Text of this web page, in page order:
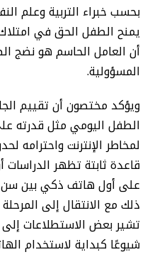
بحسب خبراء التربية وعلم
يمنح الطفل الحق في
أن العامل الحاسم هو نضج
المسؤولية.
ويؤكد مختصون أن تقييم
الطفل اليومي مثل قدرته
لمخاطر الإنترنت واحترامه
قاعدة ثابتة تظهر
ذلك مع الانتقال إلى
شيوعًا كبداية لاستخدام